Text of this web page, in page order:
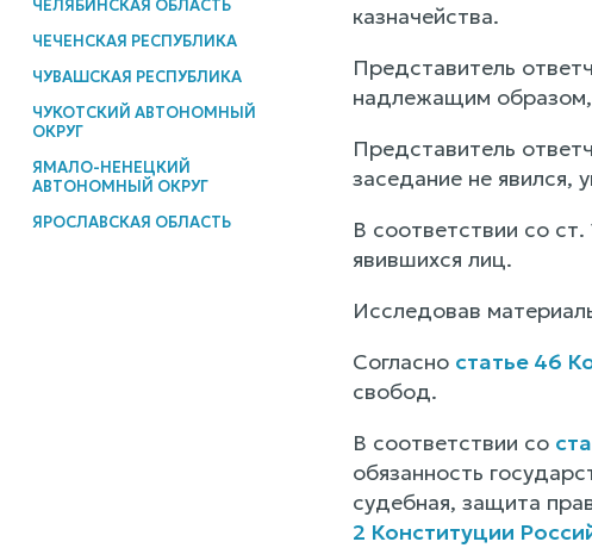
ЧЕЛЯБИНСКАЯ ОБЛАСТЬ
ЧЕЧЕНСКАЯ РЕСПУБЛИКА
ЧУВАШСКАЯ РЕСПУБЛИКА
ЧУКОТСКИЙ АВТОНОМНЫЙ
ОКРУГ
ЯМАЛО-НЕНЕЦКИЙ
АВТОНОМНЫЙ ОКРУГ
ЯРОСЛАВСКАЯ ОБЛАСТЬ
казначейства.
Представитель
надлежащим образом,
Представитель
заседание не
В соответствии со
явившихся лиц.
Исследовав
Согласно статье 46
свобод.
В соответствии со
обязанность
судебная, защита
2 Конституции